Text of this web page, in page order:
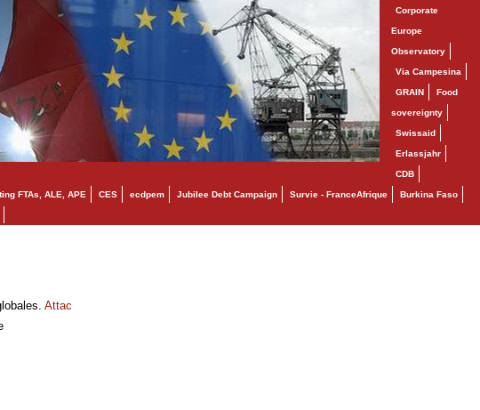
Corporate
Europe
Observatory
Via Campesina
GRAIN Food
sovereignty
Swissaid
Erlassjahr
CDB
FTAs, ALE, APE CES ecdpem Jubilee Debt Campaign Survie - FranceAfrique Burkina Faso
Attac